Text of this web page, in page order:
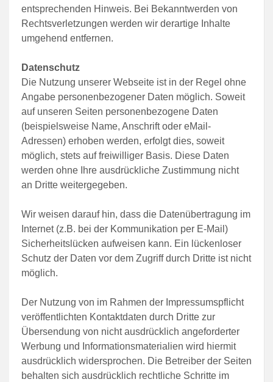
entsprechenden Hinweis. Bei Bekanntwerden von
Rechtsverletzungen werden wir derartige Inhalte
umgehend entfernen.
Datenschutz
Die Nutzung unserer Webseite ist in der Regel ohne
Angabe personenbezogener Daten möglich. Soweit
auf unseren Seiten personenbezogene Daten
(beispielsweise Name, Anschrift oder eMail-
Adressen) erhoben werden, erfolgt dies, soweit
möglich, stets auf freiwilliger Basis. Diese Daten
werden ohne Ihre ausdrückliche Zustimmung nicht
an Dritte weitergegeben.
Wir weisen darauf hin, dass die Datenübertragung im
Internet (z.B. bei der Kommunikation per E-Mail)
Sicherheitslücken aufweisen kann. Ein lückenloser
Schutz der Daten vor dem Zugriff durch Dritte ist nicht
möglich.
Der Nutzung von im Rahmen der Impressumspflicht
veröffentlichten Kontaktdaten durch Dritte zur
Übersendung von nicht ausdrücklich angeforderter
Werbung und Informationsmaterialien wird hiermit
ausdrücklich widersprochen. Die Betreiber der Seiten
behalten sich ausdrücklich rechtliche Schritte im